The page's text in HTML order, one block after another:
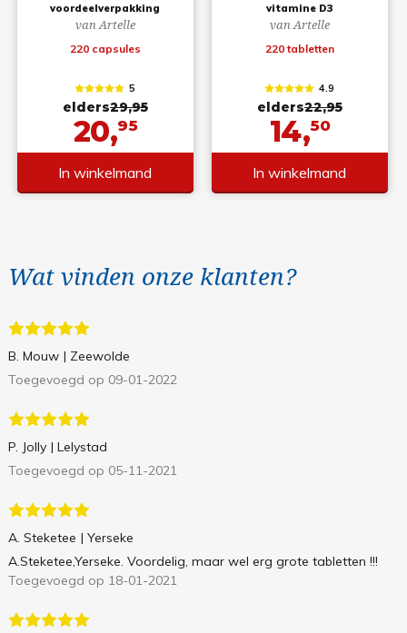
voordeelverpakking
van Artelle
220 capsules
5
elders29,95
20,95
In winkelmand
vitamine D3
van Artelle
220 tabletten
4.9
elders22,95
14,50
In winkelmand
Wat vinden onze klanten?
B. Mouw | Zeewolde
Toegevoegd op 09-01-2022
P. Jolly | Lelystad
Toegevoegd op 05-11-2021
A. Steketee | Yerseke
A.Steketee,Yerseke. Voordelig, maar wel erg grote tabletten !!!
Toegevoegd op 18-01-2021